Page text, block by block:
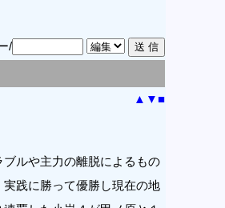
/
▲ ▼■
ルや主力の離脱によるもの
践に勝って優勝し現在の地